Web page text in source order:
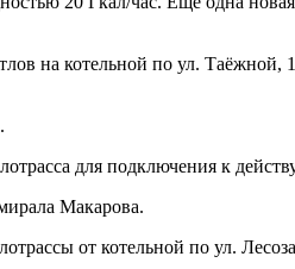
на котельной по ул. Таёжной,
для подключения к
Макарова.
от котельной по ул.